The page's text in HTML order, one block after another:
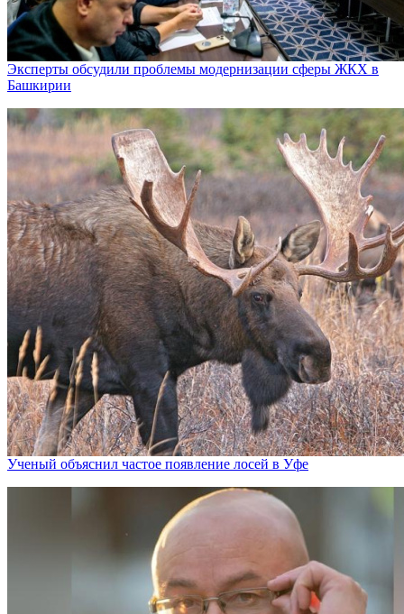
Эксперты обсудили проблемы модернизации сферы ЖКХ в
Башкирии
Ученый объяснил частое появление лосей в Уфе